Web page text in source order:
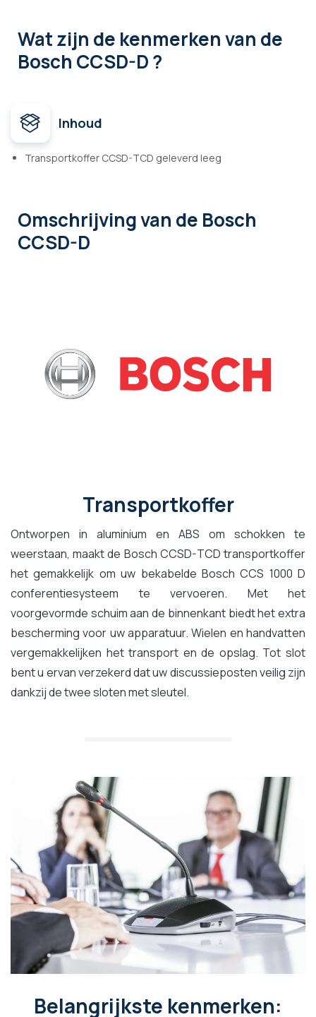
Wat zijn de kenmerkenvan de
Bosch CCSD-D ?
Inhoud
Transportkoffer CCSD-TCD geleverd leeg
Omschrijvingvan de Bosch
CCSD-D
Transportkoffer
Ontworpen in aluminium en ABS om schokken te
weerstaan, maakt de Bosch CCSD-TCD transportkoffer
het gemakkelijk om uw bekabelde Bosch CCS 1000 D
conferentiesysteem te vervoeren. Met het
voorgevormde schuim aan de binnenkant biedt het extra
bescherming voor uw apparatuur. Wielen en handvatten
vergemakkelijken het transport en de opslag. Tot slot
bent u ervan verzekerd dat uw discussieposten veilig zijn
dankzij de twee sloten met sleutel.
Belangrijkste kenmerken: